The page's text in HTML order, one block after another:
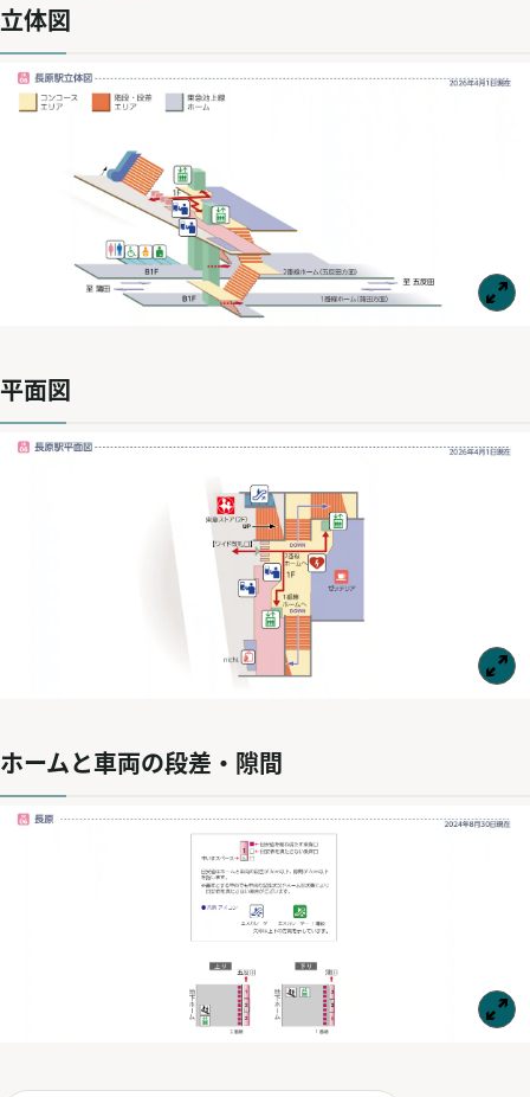
立体図
平面図
ホームと車両の段差・隙間